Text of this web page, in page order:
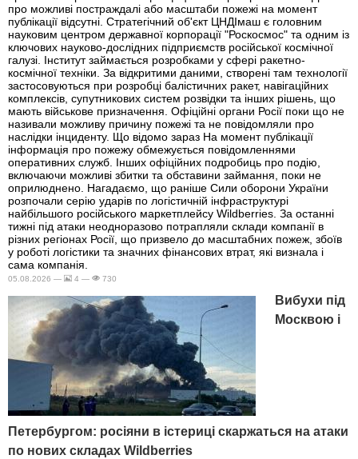
про можливі постраждалі або масштаби пожежі на момент
публікації відсутні. Стратегічний об'єкт ЦНДІмаш є головним
науковим центром державної корпорації "Роскосмос" та одним із
ключових науково-дослідних підприємств російської космічної
галузі. Інститут займається розробками у сфері ракетно-
космічної техніки. За відкритими даними, створені там технології
застосовуються при розробці балістичних ракет, навігаційних
комплексів, супутникових систем розвідки та інших рішень, що
мають військове призначення. Офіційні органи Росії поки що не
називали можливу причину пожежі та не повідомляли про
наслідки інциденту. Що відомо зараз На момент публікації
інформація про пожежу обмежується повідомленнями
оперативних служб. Інших офіційних подробиць про подію,
включаючи можливі збитки та обставини займання, поки не
оприлюднено. Нагадаємо, що раніше Сили оборони України
розпочали серію ударів по логістичній інфраструктурі
найбільшого російського маркетплейсу Wildberries. За останні
тижні під атаки неодноразово потрапляли склади компанії в
різних регіонах Росії, що призвело до масштабних пожеж, збоїв
у роботі логістики та значних фінансових втрат, які визнала і
сама компанія.
05.08.2026 — 4 — 730
Вибухи під
Москвою і
Петербургом: росіяни в істериці скаржаться на атаки
по нових складах Wildberries